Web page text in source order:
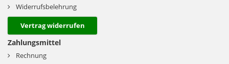
Widerrufsbelehrung
Vertrag widerrufen
Zahlungsmittel
Rechnung